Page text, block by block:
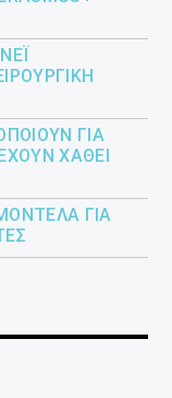
ΓΙΑ
ΧΑΘΕΊ
ΓΙΑ